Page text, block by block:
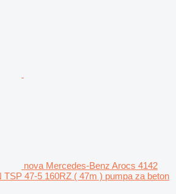
nova Mercedes-Benz Arocs 4142
TSP 47-5 160RZ ( 47m ) pumpa za beton